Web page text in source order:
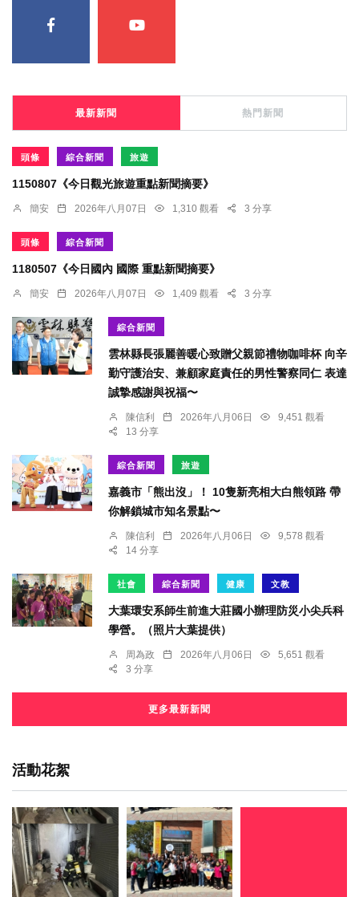
最新新聞 熱門新聞
頭條 綜合新聞 旅遊
1150807《今日觀光旅遊重點新聞摘要》
簡安 2026年八月07日 1,310 觀看 3 分享
頭條 綜合新聞
1180507《今日國內 國際 重點新聞摘要》
簡安 2026年八月07日 1,409 觀看 3 分享
綜合新聞
雲林縣長張麗善暖心致贈父親節禮物咖啡杯 向辛
勤守護治安、兼顧家庭責任的男性警察同仁 表達
誠摯感謝與祝福〜
陳信利 2026年八月06日
9,451 觀看
13 分享
綜合新聞 旅遊
嘉義市「熊出沒」！ 10隻新亮相大白熊領路 帶
你解鎖城市知名景點〜
陳信利 2026年八月06日
9,578 觀看
14 分享
社會 綜合新聞 健康 文教
大葉環安系師生前進大莊國小辦理防災小尖兵科
學營。（照片大葉提供）
周為政 2026年八月06日
5,651 觀看
3 分享
更多最新新聞
活動花絮